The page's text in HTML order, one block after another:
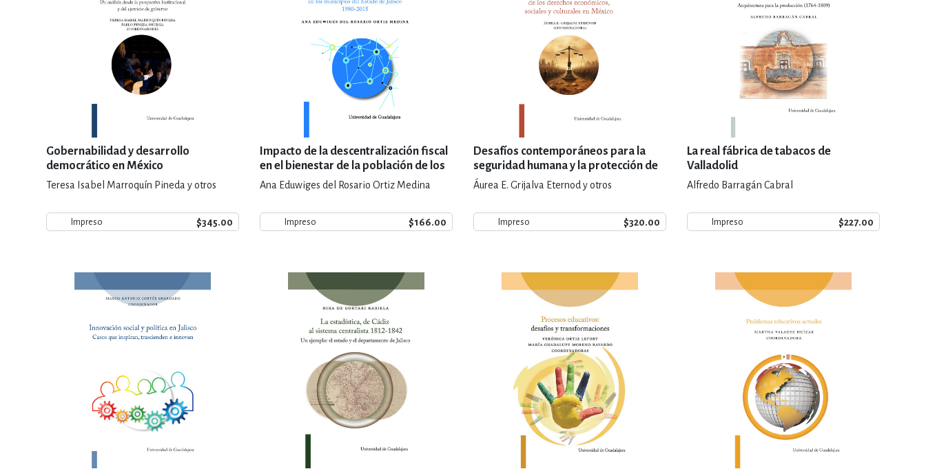
Gobernabilidad y desarrollo
democrático en México
Teresa Isabel Marroquín Pineda y otros
Impreso $345.00
Impacto de la descentralización fiscal
en el bienestar de la población de los
municipios del Estado de Jalisco 1980-
Ana Eduwiges del Rosario Ortiz Medina
Impreso $166.00
Desafíos contemporáneos para la
seguridad humana y la protección de
los derechos económicos, sociales y
culturales en México
Áurea E. Grijalva Eternod y otros
Impreso $320.00
La real fábrica de tabacos de
Valladolid
Alfredo Barragán Cabral
Impreso $227.00